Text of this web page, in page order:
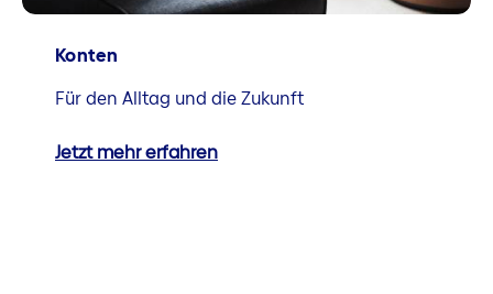
Konten
Für den Alltag und die Zukunft
Jetzt mehr erfahren